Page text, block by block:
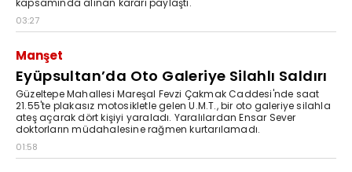
03:27
Manşet
Eyüpsultan’da Oto Galeriye Silahlı Saldırı
Güzeltepe Mahallesi Mareşal Fevzi Çakmak Caddesi'nde saat
21.55'te plakasız motosikletle gelen U.M.T., bir oto galeriye silahla
ateş açarak dört kişiyi yaraladı. Yaralılardan Ensar Sever
doktorların müdahalesine rağmen kurtarılamadı.
01:58